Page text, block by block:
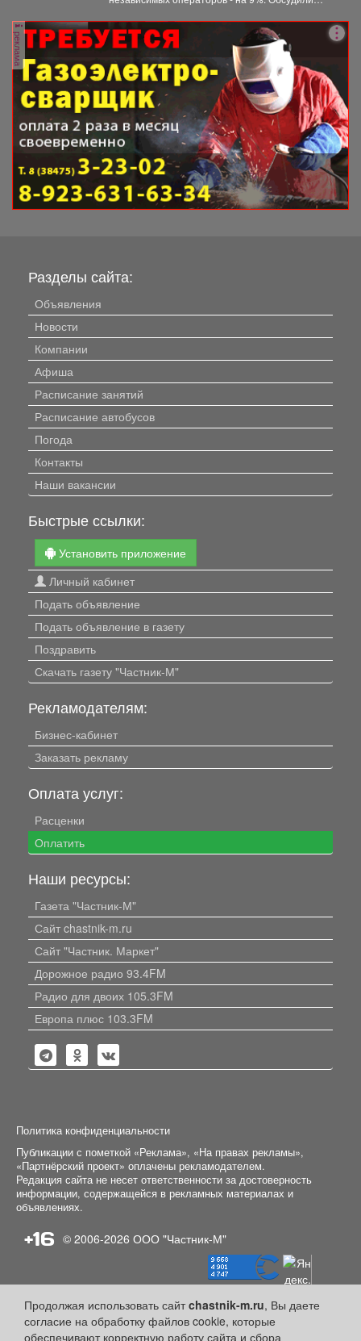
реклама
Продолжая использовать сайтchastnik-m.ru, Вы даете
согласие на обработку файлов cookie, которые
обеспечивают корректную работу сайта и сбора
Разделы сайта:
Объявления
Новости
Компании
Афиша
Расписание занятий
Расписание автобусов
Погода
Контакты
Наши вакансии
Быстрые ссылки:
Установить приложение
Личный кабинет
Подать объявление
Подать объявление в газету
Поздравить
Скачать газету "Частник-М"
Рекламодателям:
Бизнес-кабинет
Заказать рекламу
Оплата услуг:
Расценки
Оплатить
Наши ресурсы:
Газета "Частник-М"
Сайт chastnik-m.ru
Сайт "Частник. Маркет"
Дорожное радио 93.4FM
Радио для двоих 105.3FM
Европа плюс 103.3FM
Политика конфиденциальности
Публикации с пометкой «Реклама», «На правах рекламы»,
«Партнёрский проект» оплачены рекламодателем.
Редакция сайта не несет ответственности за достоверность
информации, содержащейся в рекламных материалах и
объявлениях.
+16 © 2006-2026 ООО "Частник-М"